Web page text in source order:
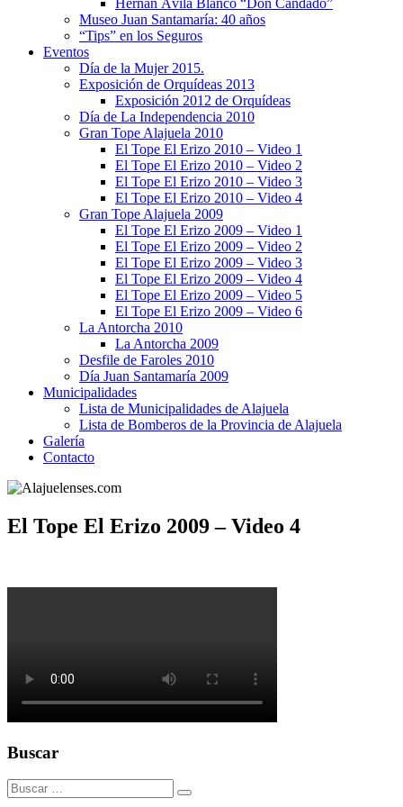
Hernán Ávila Blanco “Don Candado”
Museo Juan Santamaría: 40 años
“Tips” en los Seguros
Eventos
Día de la Mujer 2015.
Exposición de Orquídeas 2013
Exposición 2012 de Orquídeas
Día de La Independencia 2010
Gran Tope Alajuela 2010
El Tope El Erizo 2010 – Video 1
El Tope El Erizo 2010 – Video 2
El Tope El Erizo 2010 – Video 3
El Tope El Erizo 2010 – Video 4
Gran Tope Alajuela 2009
El Tope El Erizo 2009 – Video 1
El Tope El Erizo 2009 – Video 2
El Tope El Erizo 2009 – Video 3
El Tope El Erizo 2009 – Video 4
El Tope El Erizo 2009 – Video 5
El Tope El Erizo 2009 – Video 6
La Antorcha 2010
La Antorcha 2009
Desfile de Faroles 2010
Día Juan Santamaría 2009
Municipalidades
Lista de Municipalidades de Alajuela
Lista de Bomberos de la Provincia de Alajuela
Galería
Contacto
El Tope El Erizo 2009 – Video 4
Buscar
Buscar: